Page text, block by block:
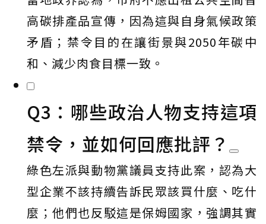
高碳排產品宣傳，因為這與自身氣候政策
矛盾；禁令目的在讓街景與2050年碳中
和、減少肉食目標一致。
Q3：哪些政治人物支持這項
禁令，並如何回應批評？
綠色左派與動物黨議員支持此案，認為大
型企業不該持續告訴民眾該買什麼、吃什
麼；他們也反駁這是保姆國家，強調其實